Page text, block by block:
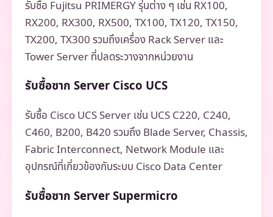
รับซื้อ Fujitsu PRIMERGY รุ่นต่าง ๆ เช่น RX100,
RX200, RX300, RX500, TX100, TX120, TX150,
TX200, TX300 รวมถึงเครื่อง Rack Server และ
Tower Server ที่ปลดระวางจากหน่วยงาน
รับซื้อซาก Server Cisco UCS
รับซื้อ Cisco UCS Server เช่น UCS C220, C240,
C460, B200, B420 รวมถึง Blade Server, Chassis,
Fabric Interconnect, Network Module และ
อุปกรณ์ที่เกี่ยวข้องกับระบบ Cisco Data Center
รับซื้อซาก Server Supermicro